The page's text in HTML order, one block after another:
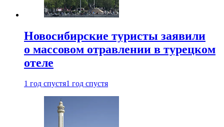
Новосибирские туристы заявили
о массовом отравлении в турецком
отеле
1 год спустя1 год спустя